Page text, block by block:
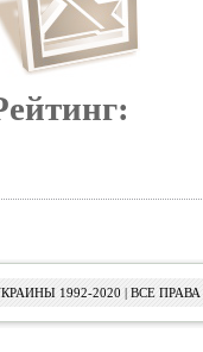
1992-2020 | ВСЕ